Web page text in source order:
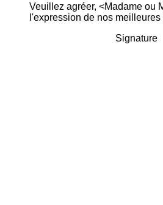
Veuillez agréer, <Madame ou
l'expression de nos
Signature